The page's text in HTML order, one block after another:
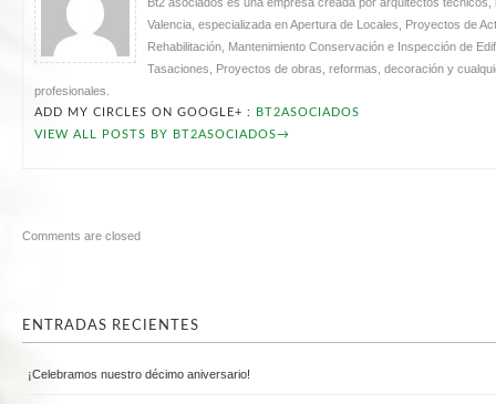
Valencia, especializada en Apertura de Locales, Proyectos de
Rehabilitación, Mantenimiento Conservación e Inspección de
Tasaciones, Proyectos de obras, reformas, decoración y
profesionales.
ADD MY CIRCLES ON GOOGLE+ :
BT2ASOCIADOS
VIEW ALL POSTS BY BT2ASOCIADOS→
Comments are closed
ENTRADAS RECIENTES
¡Celebramos nuestro décimo aniversario!